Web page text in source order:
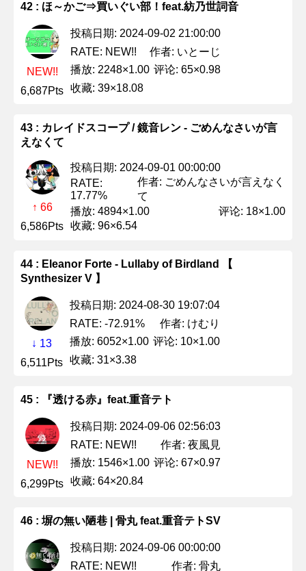
42 : ほ～かご⇒買いぐい部！feat.紡乃世詞音
NEW!!
6,687Pts
投稿日期: 2024-09-02 21:00:00
RATE: NEW!!
作者: いとーじ
播放: 2248×1.00 评论: 65×0.98
收藏: 39×18.08
43 : カレイドスコープ / 鏡音レン - ごめんなさいが言
えなくて
↑ 66
6,586Pts
投稿日期: 2024-09-01 00:00:00
RATE:
17.77%
作者: ごめんなさいが言えなく
て
播放: 4894×1.00
评论: 18×1.00
收藏: 96×6.54
44 : Eleanor Forte - Lullaby of Birdland 【
Synthesizer V 】
↓ 13
6,511Pts
投稿日期: 2024-08-30 19:07:04
RATE: -72.91%
作者: けむり
播放: 6052×1.00 评论: 10×1.00
收藏: 31×3.38
45 : 『透ける赤』feat.重音テト
NEW!!
6,299Pts
投稿日期: 2024-09-06 02:56:03
RATE: NEW!!
作者: 夜風見
播放: 1546×1.00 评论: 67×0.97
收藏: 64×20.84
46 : 塀の無い陋巷 | 骨丸 feat.重音テトSV
投稿日期: 2024-09-06 00:00:00
RATE: NEW!!
作者: 骨丸